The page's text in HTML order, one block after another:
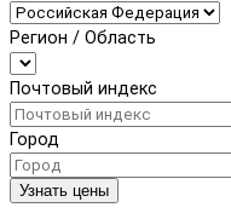
Регион / Область
Почтовый индекс
Город
Узнать цены